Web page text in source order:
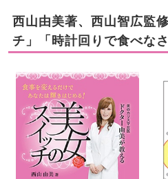
西山由美著、西山智広監
チ」「時計回りで食べなさ